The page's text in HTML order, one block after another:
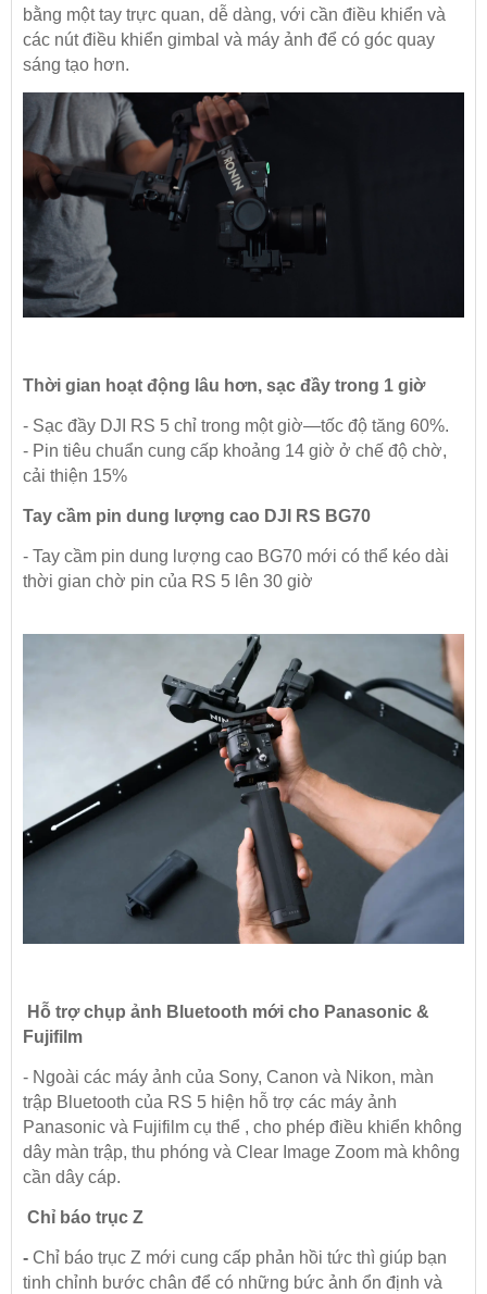
bằng một tay trực quan, dễ dàng, với cần điều khiển và
các nút điều khiển gimbal và máy ảnh để có góc quay
sáng tạo hơn.
Thời gian hoạt động lâu hơn, sạc đầy trong 1 giờ
- Sạc đầy DJI RS 5 chỉ trong một giờ—tốc độ tăng 60%.
- Pin tiêu chuẩn cung cấp khoảng 14 giờ ở chế độ chờ,
cải thiện 15%
Tay cầm pin dung lượng cao DJI RS BG70
- Tay cầm pin dung lượng cao BG70 mới có thể kéo dài
thời gian chờ pin của RS 5 lên 30 giờ
Hỗ trợ chụp ảnh Bluetooth mới cho Panasonic &
Fujifilm
- Ngoài các máy ảnh của Sony, Canon và Nikon, màn
trập Bluetooth của RS 5 hiện hỗ trợ các máy ảnh
Panasonic và Fujifilm cụ thể , cho phép điều khiển không
dây màn trập, thu phóng và Clear Image Zoom mà không
cần dây cáp.
Chỉ báo trục Z
- Chỉ báo trục Z mới cung cấp phản hồi tức thì giúp bạn
tinh chỉnh bước chân để có những bức ảnh ổn định và